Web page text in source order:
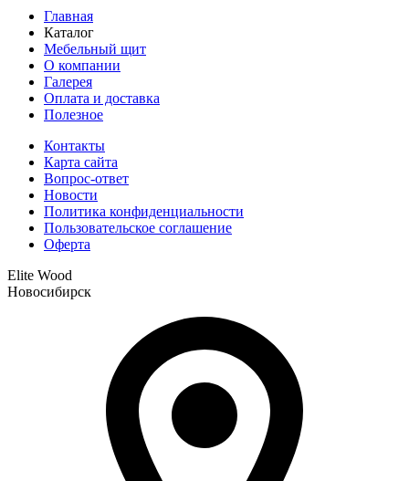
Главная
Каталог
Мебельный щит
О компании
Галерея
Оплата и доставка
Полезное
Контакты
Карта сайта
Вопрос-ответ
Новости
Политика конфиденциальности
Пользовательское соглашение
Оферта
Elite Wood
Новосибирск